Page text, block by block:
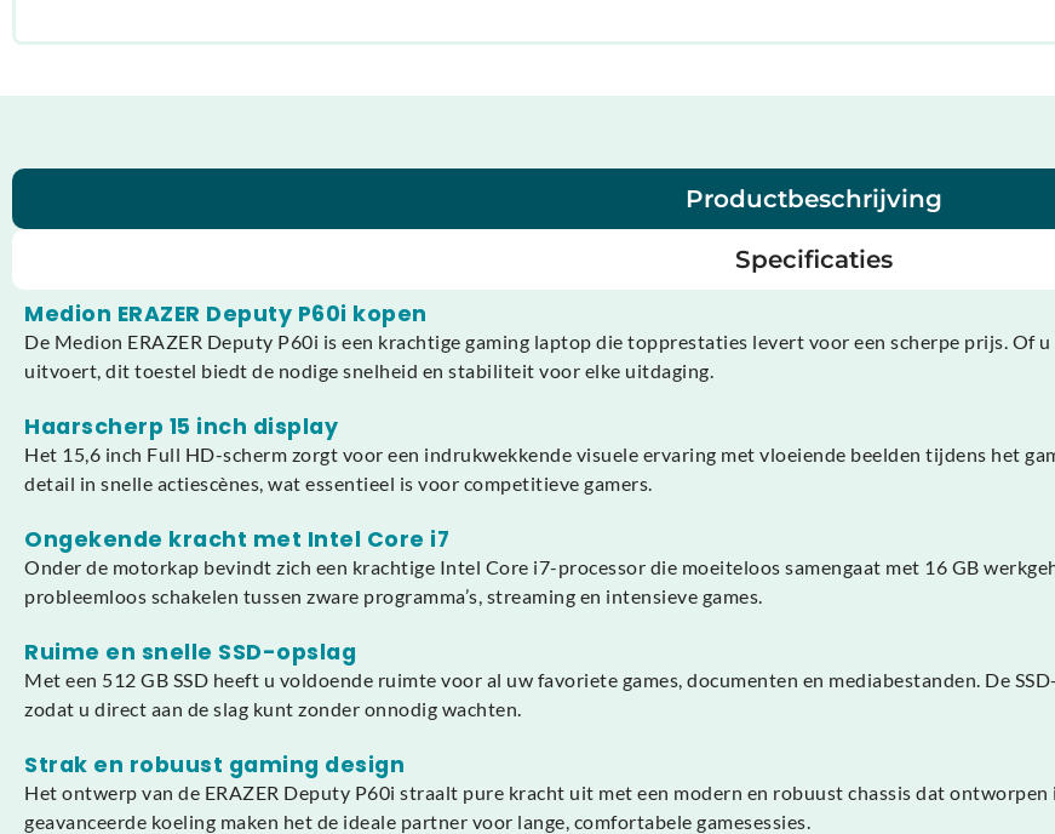
Productbeschrijving
Specificaties
Medion ERAZER Deputy P60i kopen
De Medion ERAZER Deputy P60i is een krachtige gaming laptop die topprestaties levert voor een scherpe prijs. Of
uitvoert, dit toestel biedt de nodige snelheid en stabiliteit voor elke uitdaging.
Haarscherp 15 inch display
Het 15,6 inch Full HD-scherm zorgt voor een indrukwekkende visuele ervaring met vloeiende beelden tijdens het
detail in snelle actiescènes, wat essentieel is voor competitieve gamers.
Ongekende kracht met Intel Core i7
Onder de motorkap bevindt zich een krachtige Intel Core i7-processor die moeiteloos samengaat met 16 GB
probleemloos schakelen tussen zware programma’s, streaming en intensieve games.
Ruime en snelle SSD-opslag
Met een 512 GB SSD heeft u voldoende ruimte voor al uw favoriete games, documenten en mediabestanden. De
zodat u direct aan de slag kunt zonder onnodig wachten.
Strak en robuust gaming design
Het ontwerp van de ERAZER Deputy P60i straalt pure kracht uit met een modern en robuust chassis dat
geavanceerde koeling maken het de ideale partner voor lange, comfortabele gamesessies.